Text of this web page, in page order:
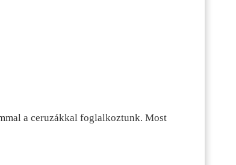
a ceruzákkal foglalkoztunk. Most